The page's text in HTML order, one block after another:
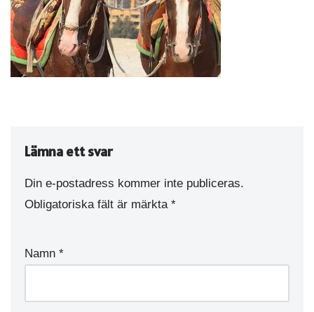
Lämna ett svar
Din e-postadress kommer inte publiceras.
Obligatoriska fält är märkta *
Namn *